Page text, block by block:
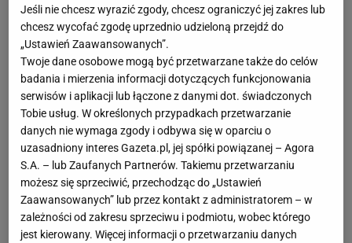
DavidAlabajest zawodnikiemBayernuMonachium
od 2011 roku. Jego obecny kontrakt obowiązuje do
czerwca przyszłego roku. Zdaniem "Bilda", Austriak
w najbliższych tygodniach otrzyma propozycję
nowej umowy. Gdyby ją odrzucił, Bayernbędzie
chciał go sprzedać, by jeszcze zdążyć
zarobić. Niemieckie media dodają, że w takim
wypadku oAlabępowalczyć mogłybyBarcelona i
Real Madryt . Oba zespoły szukają doświadczonych,
klasowych zawodników do formacji obronnej.
Jeśli nie chcesz wyrazić zgody, chcesz ograniczyć jej zakres lub
chcesz wycofać zgodę uprzednio udzieloną przejdź do
„Ustawień Zaawansowanych”.
Twoje dane osobowe mogą być przetwarzane także do celów
badania i mierzenia informacji dotyczących funkcjonowania
serwisów i aplikacji lub łączone z danymi dot. świadczonych
Tobie usług. W określonych przypadkach przetwarzanie
danych nie wymaga zgody i odbywa się w oparciu o
uzasadniony interes Gazeta.pl, jej spółki powiązanej – Agora
S.A. – lub Zaufanych Partnerów. Takiemu przetwarzaniu
możesz się sprzeciwić, przechodząc do „Ustawień
Zaawansowanych” lub przez kontakt z administratorem – w
zależności od zakresu sprzeciwu i podmiotu, wobec którego
jest kierowany. Więcej informacji o przetwarzaniu danych